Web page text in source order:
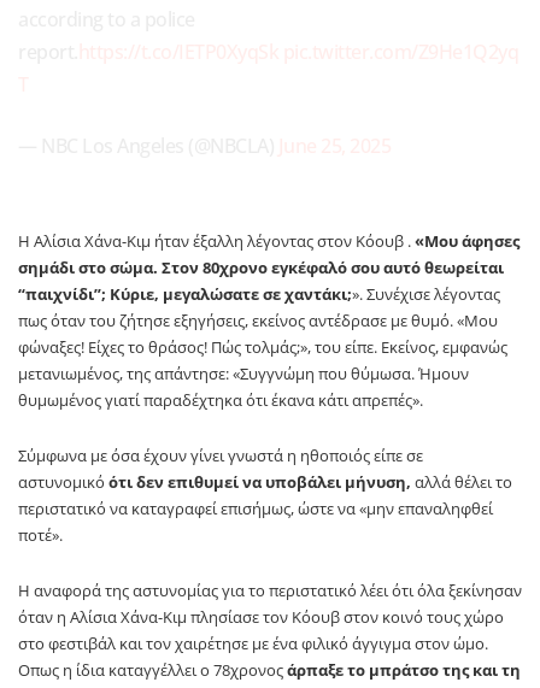
Η Αλίσια Χάνα-Κιμ ήταν έξαλλη λέγοντας στον Κόουβ .«Μου άφησες
σημάδι στο σώμα. Στον 80χρονο εγκέφαλό σου αυτό θεωρείται
“παιχνίδι”; Κύριε, μεγαλώσατε σε χαντάκι;». Συνέχισε λέγοντας
πως όταν του ζήτησε εξηγήσεις, εκείνος αντέδρασε με θυμό. «Μου
φώναξες! Είχες το θράσος! Πώς τολμάς;», του είπε. Εκείνος, εμφανώς
μετανιωμένος, της απάντησε: «Συγγνώμη που θύμωσα. Ήμουν
θυμωμένος γιατί παραδέχτηκα ότι έκανα κάτι απρεπές».
Σύμφωνα με όσα έχουν γίνει γνωστά η ηθοποιός είπε σε
αστυνομικό ότι δεν επιθυμεί να υποβάλει μήνυση, αλλά θέλει το
περιστατικό να καταγραφεί επισήμως, ώστε να «μην επαναληφθεί
ποτέ».
Η αναφορά της αστυνομίας για το περιστατικό λέει ότι όλα ξεκίνησαν
όταν η Αλίσια Χάνα-Κιμ πλησίασε τον Κόουβ στον κοινό τους χώρο
στο φεστιβάλ και τον χαιρέτησε με ένα φιλικό άγγιγμα στον ώμο.
Οπως η ίδια καταγγέλλει ο 78χρονοςάρπαξε το μπράτσο της και τη